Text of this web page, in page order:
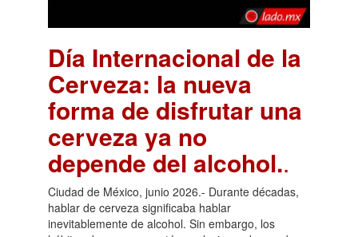
Día Internacional de la
Cerveza: la nueva
forma de disfrutar una
cerveza ya no
depende del alcohol..
Ciudad de México, junio 2026.- Durante décadas,
hablar de cerveza significaba hablar
inevitablemente de alcohol. Sin embargo, los